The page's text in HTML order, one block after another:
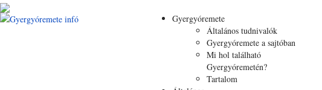
Gyergyóremete
Általános tudnivalók
Gyergyóremete a sajtóban
Mi hol található
Gyergyóremetén?
Tartalom